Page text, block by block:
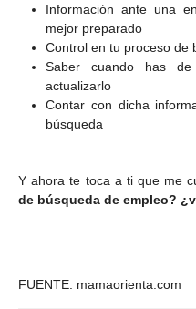
Información ante una
mejor preparado
Control en tu proceso de
Saber cuando has
actualizarlo
Contar con dicha
búsqueda
Y ahora te toca a ti que me
de búsqueda de empleo?
FUENTE: mamaorienta.com